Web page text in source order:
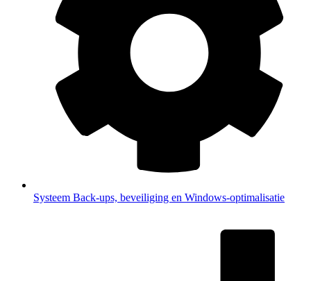
Systeem Back-ups, beveiliging en Windows-optimalisatie